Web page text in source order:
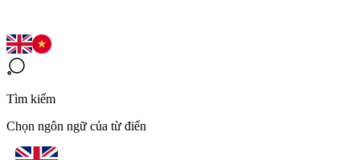
Tìm kiếm
Chọn ngôn ngữ của từ điển